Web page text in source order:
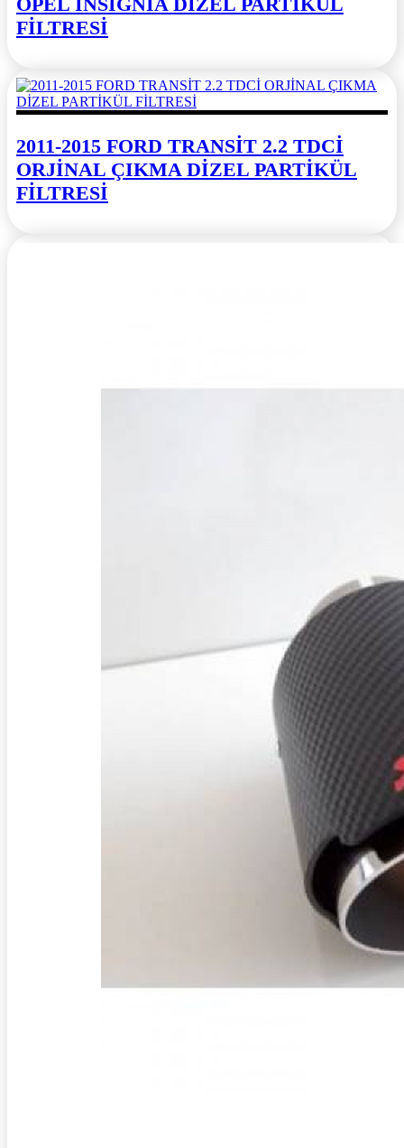
FİLTRESİ
2011-2015 FORD TRANSİT 2.2 TDCİ
ORJİNAL ÇIKMA DİZEL PARTİKÜL
FİLTRESİ